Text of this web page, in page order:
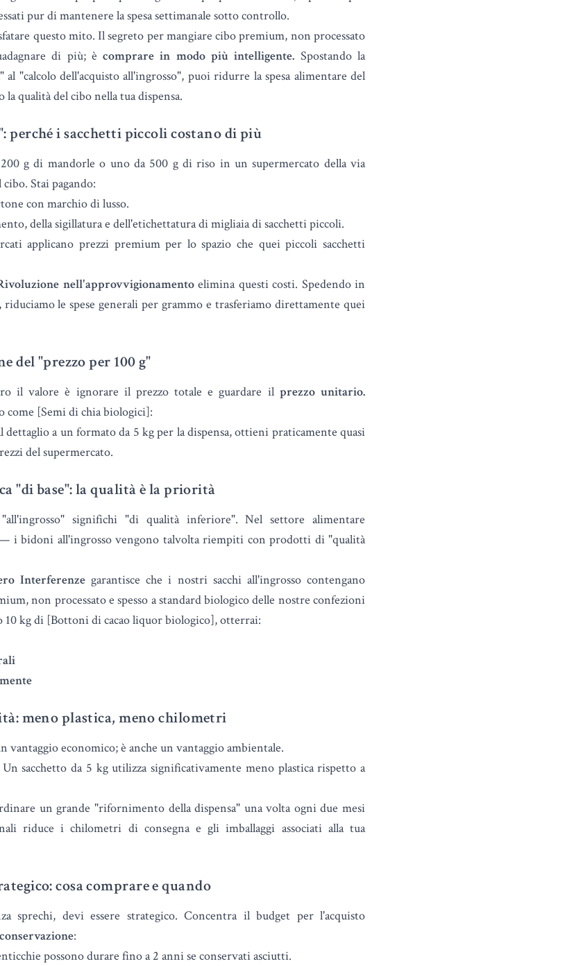
pur di mantenere la spesa settimanale sotto controllo.
questo mito. Il segreto per mangiare cibo premium, non processato
di più; ècomprare in modo più intelligente. Spostando la
al "calcolo dell'acquisto all'ingrosso", puoi ridurre la spesa alimentare del
qualità del cibo nella tua dispensa.
perché i sacchetti piccoli costano di più
g di mandorle o uno da 500 g di riso in un supermercato della via
Stai pagando:
con marchio di lusso.
della sigillatura e dell'etichettatura di migliaia di sacchetti piccoli.
applicano prezzi premium per lo spazio che quei piccoli sacchetti
nell'approvvigionamentoelimina questi costi. Spedendo in
le spese generali per grammo e trasferiamo direttamente quei
del "prezzo per 100 g"
il valore è ignorare il prezzo totale e guardare il prezzo unitario.
come [Semi di chia biologici]:
dettaglio a un formato da 5 kg per la dispensa, ottieni praticamente quasi
del supermercato.
"di base": la qualità è la priorità
significhi "di qualità inferiore". Nel settore alimentare
— i bidoni all'ingrosso vengono talvolta riempiti con prodotti di "qualità
Interferenzegarantisce che i nostri sacchi all'ingrosso contengano
non processato e spesso a standard biologico delle nostre confezioni
10 kg di [Bottoni di cacao liquor biologico], otterrai:
meno plastica, meno chilometri
vantaggio economico; è anche un vantaggio ambientale.
sacchetto da 5 kg utilizza significativamente meno plastica rispetto a
un grande "rifornimento della dispensa" una volta ogni due mesi
riduce i chilometri di consegna e gli imballaggi associati alla tua
cosa comprare e quando
sprechi, devi essere strategico. Concentra il budget per l'acquisto
:
possono durare fino a 2 anni se conservati asciutti.